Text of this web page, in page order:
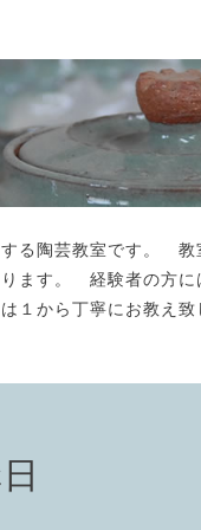
る陶芸教室です。 教
ます。 経験者の方に
は１から丁寧にお教え